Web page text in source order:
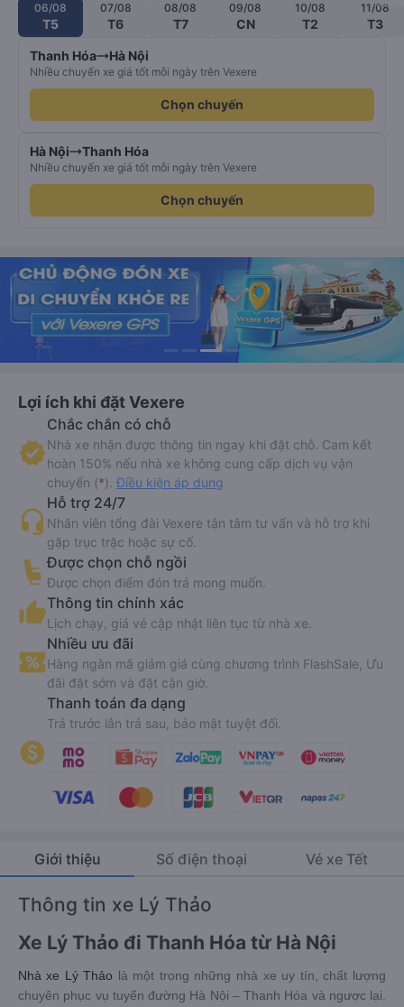
06/08
T5
07/08
T6
08/08
T7
09/08
CN
10/08
T2
11/08
T3
Thanh Hóa Hà Nội
Nhiều chuyến xe giá tốt mỗi ngày trên Vexere
Chọn chuyến
Hà Nội Thanh Hóa
Nhiều chuyến xe giá tốt mỗi ngày trên Vexere
Chọn chuyến
Lợi ích khi đặt Vexere
Chắc chắn có chỗ
Nhà xe nhận được thông tin ngay khi đặt chỗ. Cam kết
hoàn 150% nếu nhà xe không cung cấp dịch vụ vận
chuyển (*). Điều kiện áp dụng
Hỗ trợ 24/7
Nhân viên tổng đài Vexere tận tâm tư vấn và hỗ trợ khi
gặp trục trặc hoặc sự cố.
Được chọn chỗ ngồi
Được chọn điểm đón trả mong muốn.
Thông tin chính xác
Lịch chạy, giá vé cập nhật liên tục từ nhà xe.
Nhiều ưu đãi
Hàng ngàn mã giảm giá cùng chương trình FlashSale, Ưu
đãi đặt sớm và đặt cận giờ.
Thanh toán đa dạng
Trả trước lẫn trả sau, bảo mật tuyệt đối.
Giới thiệu Số điện thoại Vé xe Tết
Thông tin xe Lý Thảo
Xe Lý Thảo đi Thanh Hóa từ Hà Nội
Nhà xe Lý Thảo là một trong những nhà xe uy tín, chất lượng
chuyên phục vụ tuyến đường Hà Nội – Thanh Hóa và ngược lại.